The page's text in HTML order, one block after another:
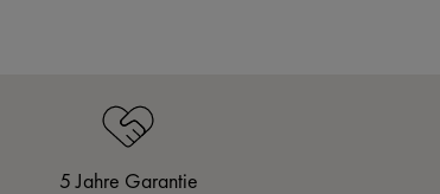
5 Jahre Garantie